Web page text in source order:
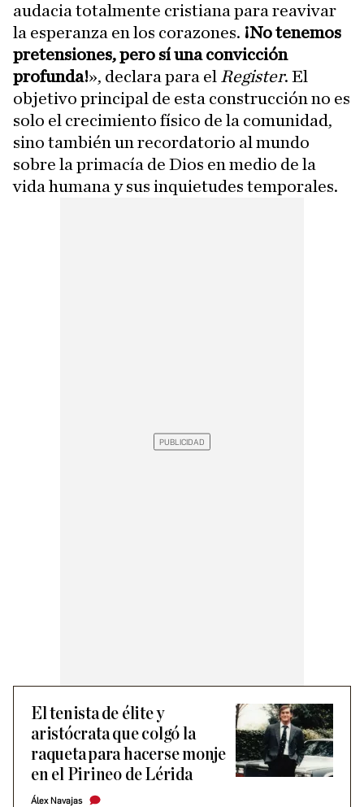
audacia totalmente cristiana para reavivar
la esperanza en los corazones. ¡No tenemos
pretensiones, pero sí una convicción
profunda!», declara para el Register. El
objetivo principal de esta construcción no es
solo el crecimiento físico de la comunidad,
sino también un recordatorio al mundo
sobre la primacía de Dios en medio de la
vida humana y sus inquietudes temporales.
El tenista de élite y
aristócrata que colgó la
raqueta para hacerse monje
en el Pirineo de Lérida
Álex Navajas